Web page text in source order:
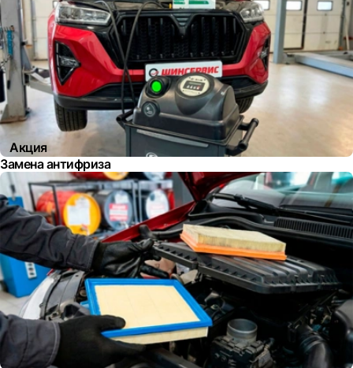
Акция
Замена антифриза